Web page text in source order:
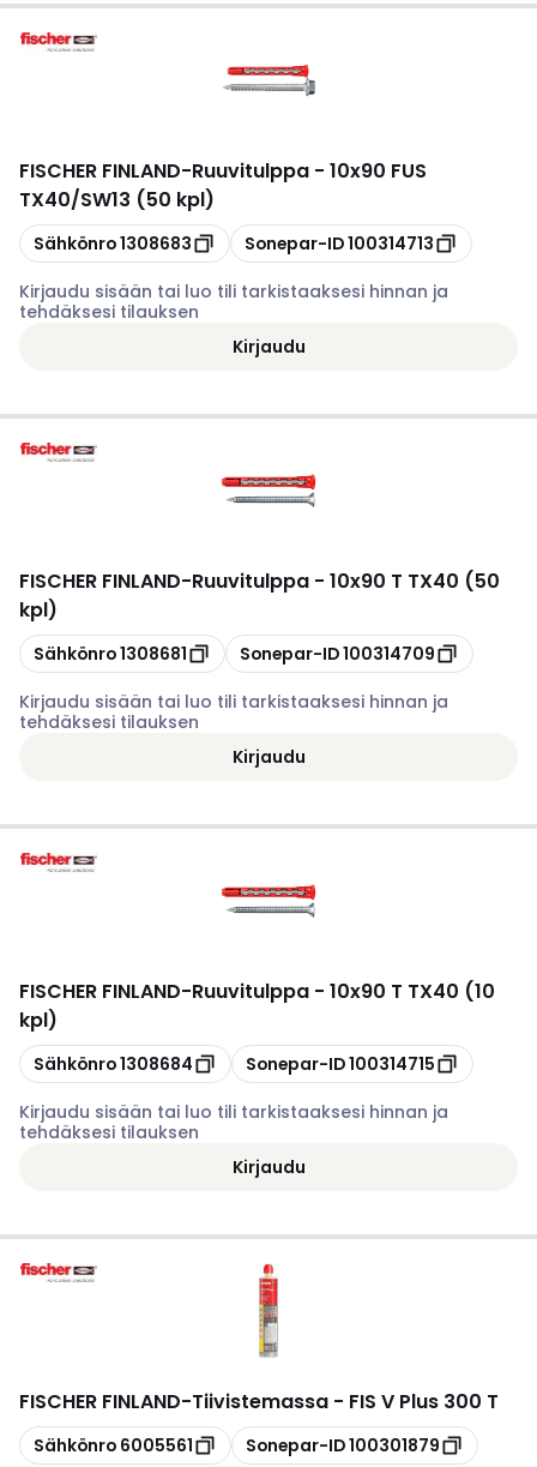
FISCHER FINLAND-Ruuvitulppa - 10x90 FUS
TX40/SW13 (50 kpl)
Kopioi
Sähkönro1308683 Kopioi
Sonepar-ID100314713
Kirjaudu sisään tai luo tili tarkistaaksesi hinnan ja
tehdäksesi tilauksen
Kirjaudu
FISCHER FINLAND-Ruuvitulppa - 10x90 T TX40 (50
kpl)
Kopioi
Sähkönro1308681 Kopioi
Sonepar-ID100314709
Kirjaudu sisään tai luo tili tarkistaaksesi hinnan ja
tehdäksesi tilauksen
Kirjaudu
FISCHER FINLAND-Ruuvitulppa - 10x90 T TX40 (10
kpl)
Kopioi
Sähkönro1308684 Kopioi
Sonepar-ID100314715
Kirjaudu sisään tai luo tili tarkistaaksesi hinnan ja
tehdäksesi tilauksen
Kirjaudu
FISCHER FINLAND-Tiivistemassa - FIS V Plus 300 T
Kopioi
Sähkönro 6005561 Kopioi
Sonepar-ID100301879